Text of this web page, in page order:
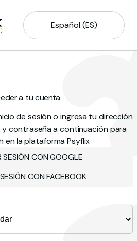
Español (ES)
a tu cuenta
de sesión o ingresa tu dirección
contraseña a continuación para
en la plataforma Psyflix
SESIÓN CON GOOGLE
CON FACEBOOK